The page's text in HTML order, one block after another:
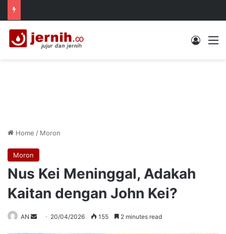
Log In
Home / Moron
Moron
Nus Kei Meninggal, Adakah
Kaitan dengan John Kei?
AN
Send 20/04/2026 155 2 minutes read